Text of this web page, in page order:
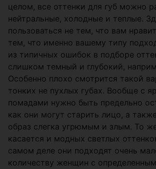
целом, все оттенки для губ можно
нейтральные, холодные и теплые.
пользоваться не тем, что вам
тем, что именно вашему типу
из типичных ошибок в подборе
слишком темный и глубокий,
Особенно плохо смотрится такой
тонких не пухлых губах. Вообще с
помадами нужно быть предельно
как они могут старить лицо, а
образ слегка угрюмым и злым. То
касается и модных светлых
самом деле они подходят очень
количеству женщин с